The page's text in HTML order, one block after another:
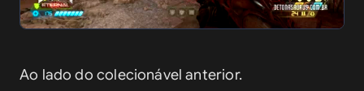
Ao lado do colecionável anterior.